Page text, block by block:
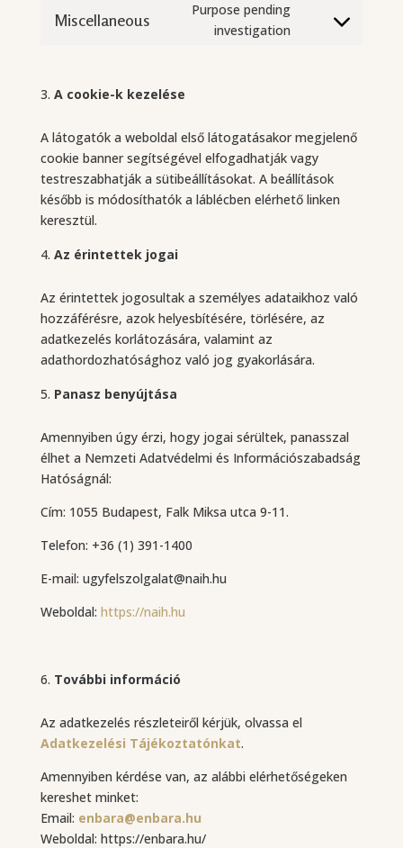
service
Miscellaneous
Purpose pending
investigation
Consent
A cookie-k kezelése
A látogatók a weboldal első látogatásakor megjelenő
cookie banner segítségével elfogadhatják vagy
testreszabhatják a sütibeállításokat. A beállítások
később is módosíthatók a láblécben elérhető linken
keresztül.
Az érintettek jogai
Az érintettek jogosultak a személyes adataikhoz való
hozzáférésre, azok helyesbítésére, törlésére, az
adatkezelés korlátozására, valamint az
adathordozhatósághoz való jog gyakorlására.
Panasz benyújtása
Amennyiben úgy érzi, hogy jogai sérültek, panasszal
élhet a Nemzeti Adatvédelmi és Információszabadság
Hatóságnál:
Cím: 1055 Budapest, Falk Miksa utca 9-11.
Telefon: +36 (1) 391-1400
E-mail: ugyfelszolgalat@naih.hu
Weboldal: https://naih.hu
További információ
Az adatkezelés részleteiről kérjük, olvassa el
Adatkezelési Tájékoztatónkat.
Amennyiben kérdése van, az alábbi elérhetőségeken
kereshet minket:
Email: enbara@enbara.hu
Weboldal: https://enbara.hu/